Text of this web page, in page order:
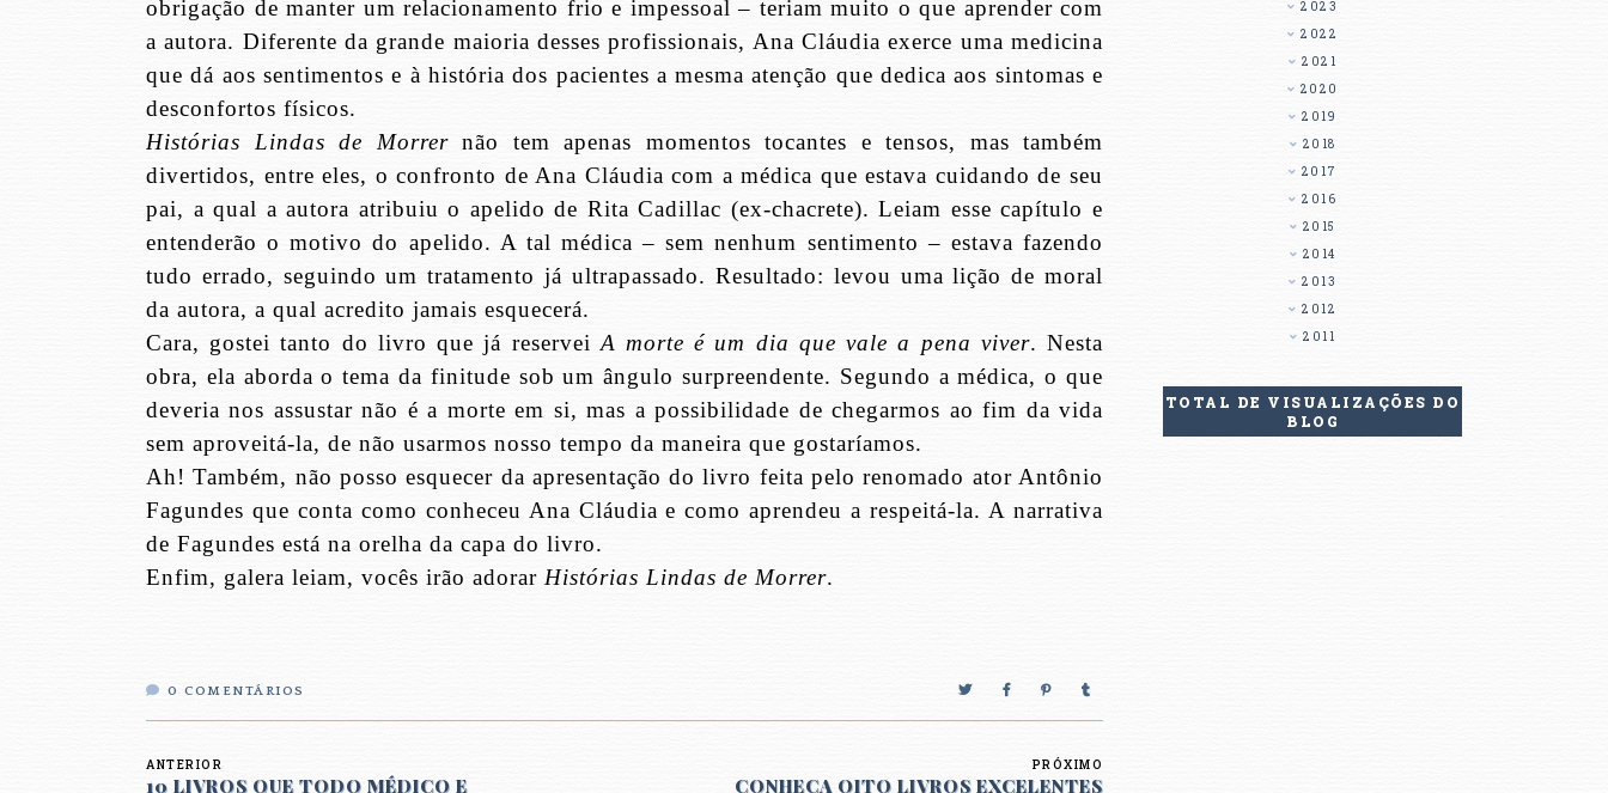
obrigação de manter um relacionamento frio e impessoal – teriam muito o que aprender com
a autora. Diferente da grande maioria desses profissionais, Ana Cláudia exerce uma medicina
que dá aos sentimentos e à história dos pacientes a mesma atenção que dedica aos sintomas e
desconfortos físicos.
Histórias Lindas de Morrernão tem apenas momentos tocantes e tensos, mas também
divertidos, entre eles, o confronto de Ana Cláudia com a médica que estava cuidando de seu
pai, a qual a autora atribuiu o apelido de Rita Cadillac (ex-chacrete). Leiam esse capítulo e
entenderão o motivo do apelido. A tal médica – sem nenhum sentimento – estava fazendo
tudo errado, seguindo um tratamento já ultrapassado. Resultado: levou uma lição de moral
da autora, a qual acredito jamais esquecerá.
Cara, gostei tanto do livro que já reserveiA morte é um dia que vale a pena viver. Nesta
obra, ela aborda o tema da finitude sob um ângulo surpreendente. Segundo a médica, o que
deveria nos assustar não é a morte em si, mas a possibilidade de chegarmos ao fim da vida
sem aproveitá-la, de não usarmos nosso tempo da maneira que gostaríamos.
Ah! Também, não posso esquecer da apresentação do livro feita pelo renomado ator Antônio
Fagundes que conta como conheceu Ana Cláudia e como aprendeu a respeitá-la. A narrativa
de Fagundes está na orelha da capa do livro.
Enfim, galera leiam, vocês irão adorar Histórias Lindas de Morrer.
0 COMENTÁRIOS
ANTERIOR
10 LIVROS QUE TODO MÉDICO E
PRÓXIMO
CONHEÇA OITO LIVROS EXCELENTES
2023
2022
2021
2020
2019
2018
2017
2016
2015
2014
2013
2012
2011
TOTAL DE VISUALIZAÇÕES DO
BLOG